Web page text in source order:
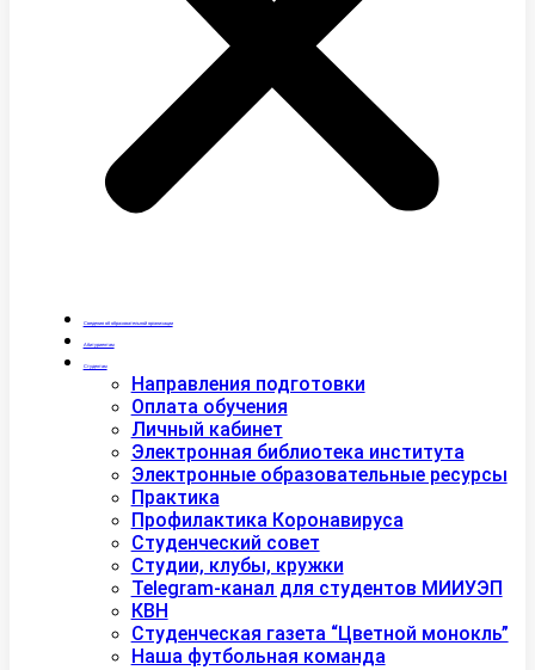
Сведения об образовательной организации
Абитуриентам
Студентам
Направления подготовки
Оплата обучения
Личный кабинет
Электронная библиотека института
Электронные образовательные ресурсы
Практика
Профилактика Коронавируса
Студенческий совет
Студии, клубы, кружки
Telegram-канал для студентов МИИУЭП
КВН
Студенческая газета “Цветной монокль”
Наша футбольная команда